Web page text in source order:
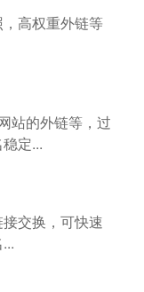
高权重外链等
站的外链等，过
定...
交换，可快速